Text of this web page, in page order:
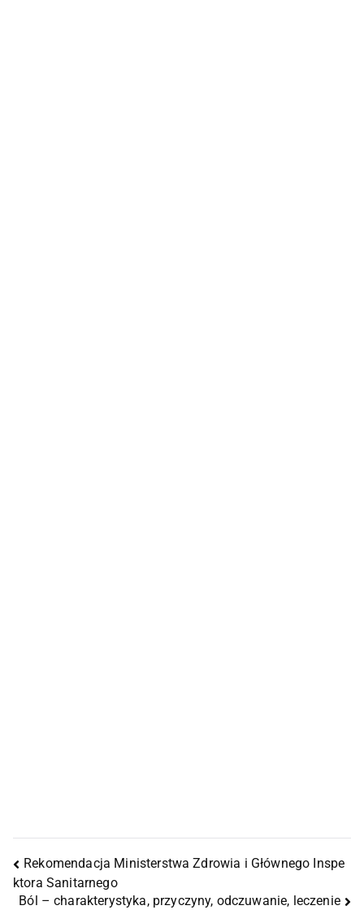
Rekomendacja Ministerstwa Zdrowia i Głównego Inspe
ktora Sanitarnego
Ból – charakterystyka, przyczyny, odczuwanie, leczenie